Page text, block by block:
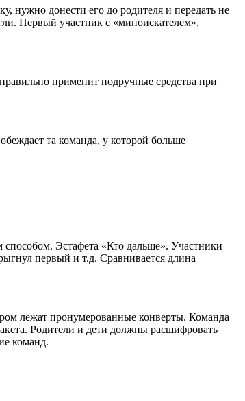
нужно донести его до родителя и передать не
Первый участник с «миноискателем»,
применит подручные средства при
та команда, у которой больше
Эстафета «Кто дальше». Участники
первый и т.д. Сравнивается длина
лежат пронумерованные конверты. Команда
Родители и дети должны расшифровать
команд.